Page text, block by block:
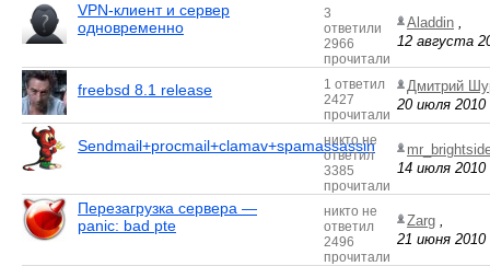
VPN-клиент и сервер
одновременно
3
ответили
2966
прочитали
Aladdin ,
12 августа
freebsd 8.1 release
1 ответил
2427
прочитали
Дмитрий
20 июля 2010
Sendmail+procmail+clamav+spamassassin
никто не
ответил
3385
прочитали
14 июля 2010
Перезагрузка сервера —
panic: bad pte
никто не
ответил
2496
прочитали
Zarg ,
21 июня 2010